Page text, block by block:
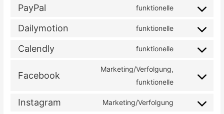
youtube
videopress
PayPal funktionelle
Consent
paypal
Dailymotion funktionelle
Consent
dailymotion
Calendly funktionelle
Consent
service
Facebook
Marketing/Verfolgung,
funktionelle
Consent
service
Instagram Marketing/Verfolgung
Consent